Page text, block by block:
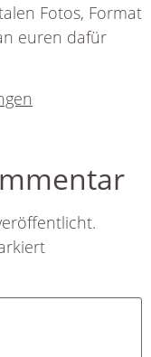
Fotos, Format
euren dafür